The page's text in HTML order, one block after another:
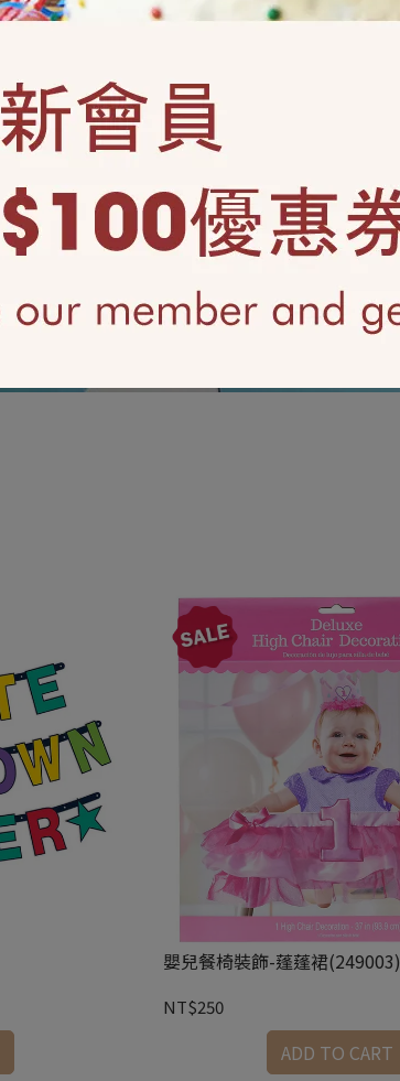
嬰兒餐椅裝飾-蓬蓬裙(249003)
NT$250
ADD TO CART